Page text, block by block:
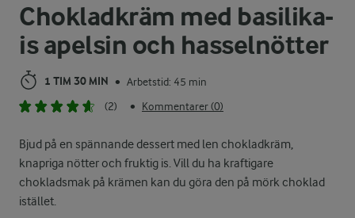
Chokladkräm med basilika-
is apelsin och hasselnötter
1 TIM 30 MIN • Arbetstid: 45 min
(2)
• Kommentarer (0)
Bjud på en spännande dessert med len chokladkräm,
knapriga nötter och fruktig is. Vill du ha kraftigare
chokladsmak på krämen kan du göra den på mörk choklad
istället.